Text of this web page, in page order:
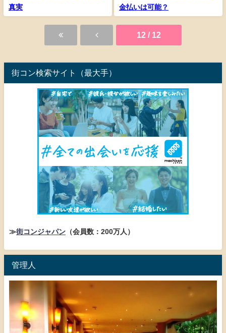
真実
金払いは可能？
12 / 12
街コン検索サイト（最大手）
≫街コンジャパン （会員数：200万人）
管理人